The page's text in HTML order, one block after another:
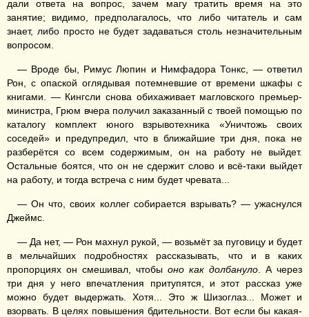
дали ответа на вопрос, зачем магу тратить время на это
занятие; видимо, предполагалось, что либо читатель и сам
знает, либо просто не будет задаваться столь незначительным
вопросом.
— Вроде бы, Римус Люпин и Нимфадора Тонкс, — ответил
Рон, с опаской оглядывая потемневшие от времени шкафы с
книгами. — Кингсли снова обихаживает магловского премьер-
министра, Грюм вчера получил заказанный с твоей помощью по
каталогу комплект юного взрывотехника «Уничтожь своих
соседей» и предупредил, что в ближайшие три дня, пока не
разберётся со всем содержимым, он на работу не выйдет.
Остальные боятся, что он не сдержит слово и всё-таки выйдет
на работу, и тогда встреча с ним будет чревата...
— Он что, своих коллег собирается взрывать? — ужаснулся
Джеймс.
— Да нет, — Рон махнул рукой, — возьмёт за пуговицу и будет
в мельчайших подробностях рассказывать, что и в каких
пропорциях он смешивал, чтобы оно как долбануло . А через
три дня у него впечатления притупятся, и этот рассказ уже
можно будет выдержать. Хотя... Это ж Шизоглаз... Может и
взорвать. В целях повышения бдительности. Вот если бы какая-